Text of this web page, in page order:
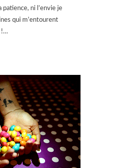
patience, ni l’envie je
qui m’entourent
!…